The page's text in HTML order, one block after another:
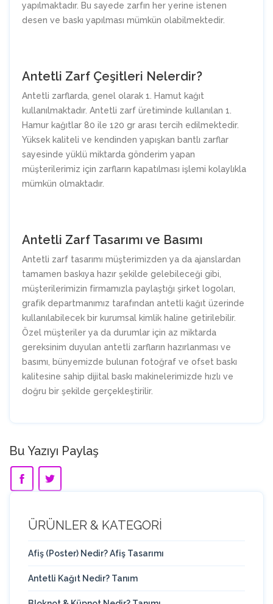
yapılmaktadır. Bu sayede zarfın her yerine istenen
desen ve baskı yapılması mümkün olabilmektedir.
Antetli Zarf Çeşitleri Nelerdir?
Antetli zarflarda, genel olarak 1. Hamut kağıt
kullanılmaktadır. Antetli zarf üretiminde kullanılan 1.
Hamur kağıtlar 80 ile 120 gr arası tercih edilmektedir.
Yüksek kaliteli ve kendinden yapışkan bantlı zarflar
sayesinde yüklü miktarda gönderim yapan
müşterilerimiz için zarfların kapatılması işlemi kolaylıkla
mümkün olmaktadır.
Antetli Zarf Tasarımı ve Basımı
Antetli zarf tasarımı müşterimizden ya da ajanslardan
tamamen baskıya hazır şekilde gelebileceği gibi,
müşterilerimizin firmamızla paylaştığı şirket logoları,
grafik departmanımız tarafından antetli kağıt üzerinde
kullanılabilecek bir kurumsal kimlik haline getirilebilir.
Özel müşteriler ya da durumlar için az miktarda
gereksinim duyulan antetli zarfların hazırlanması ve
basımı, bünyemizde bulunan fotoğraf ve ofset baskı
kalitesine sahip dijital baskı makinelerimizde hızlı ve
doğru bir şekilde gerçekleştirilir.
Bu Yazıyı Paylaş
ÜRÜNLER & KATEGORİ
Afiş (Poster) Nedir? Afiş Tasarımı
Antetli Kağıt Nedir? Tanım